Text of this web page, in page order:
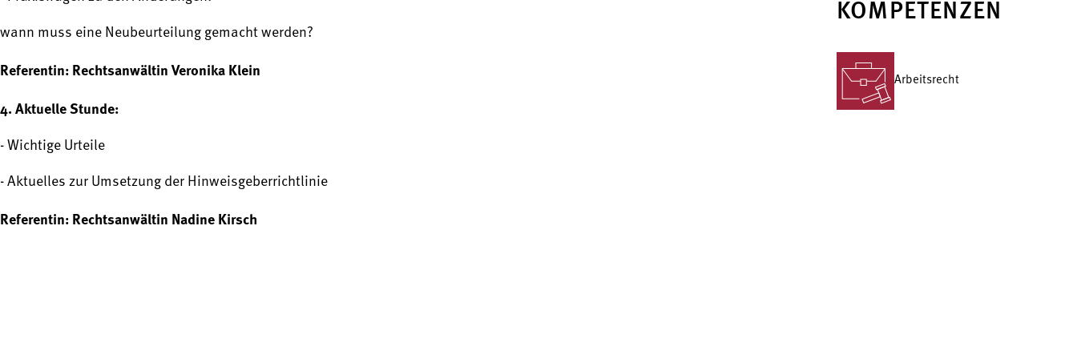
wann muss eine Neubeurteilung gemacht werden?
Referentin: Rechtsanwältin Veronika Klein
4. Aktuelle Stunde:
- Wichtige Urteile
- Aktuelles zur Umsetzung der Hinweisgeberrichtlinie
Referentin: Rechtsanwältin Nadine Kirsch
KOMPETENZEN
Arbeitsrecht